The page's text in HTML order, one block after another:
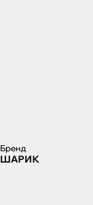
Бренд
ШАРИК